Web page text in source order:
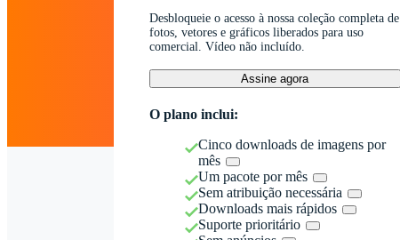
Desbloqueie o acesso à nossa coleção completa de
fotos, vetores e gráficos liberados para uso
comercial. Vídeo não incluído.
Assine agora
O plano inclui:
Cinco downloads de imagens por
mês
Um pacote por mês
Sem atribuição necessária
Downloads mais rápidos
Suporte prioritário